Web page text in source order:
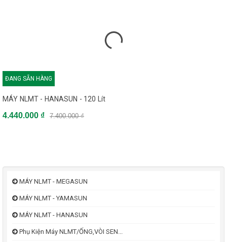
ĐANG SẴN HÀNG
MÁY NLMT - HANASUN - 120 Lít
4.440.000 ₫ 7.400.000 ₫
MÁY NLMT - MEGASUN
MÁY NLMT - YAMASUN
MÁY NLMT - HANASUN
Phụ Kiện Máy NLMT/ỐNG,VÒI SEN...